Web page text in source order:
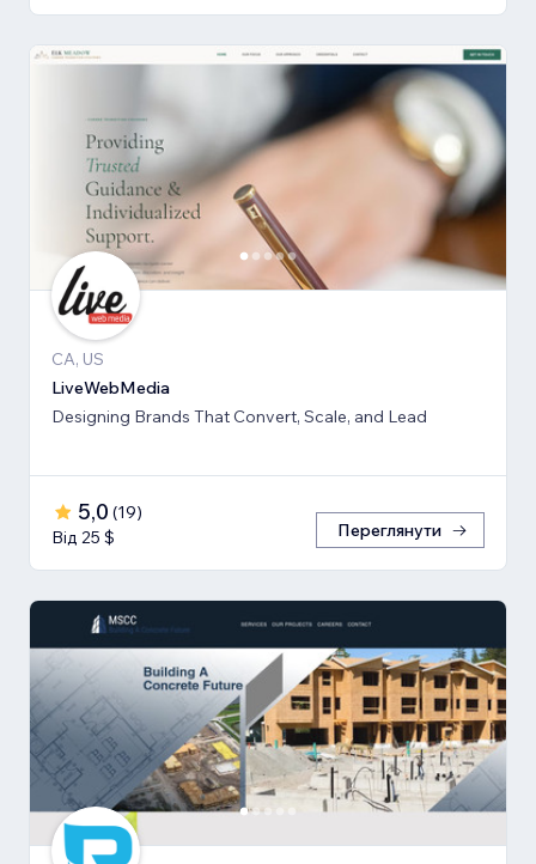
CA, US
LiveWebMedia
Designing Brands That Convert, Scale, and Lead
5,0 (19)
Від 25 $
Переглянути